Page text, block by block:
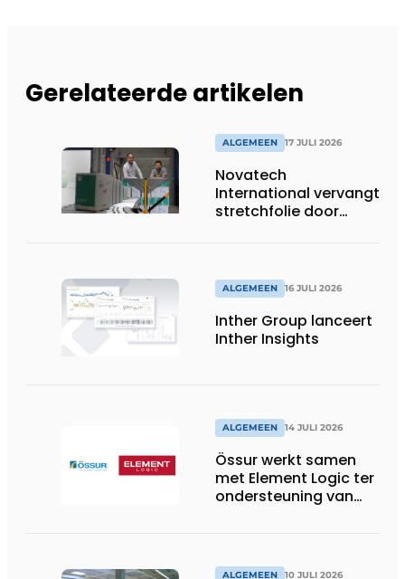
Gerelateerde artikelen
ALGEMEEN 17 JULI 2026
Novatech
International vervangt
stretchfolie door
ALGEMEEN 16 JULI 2026
Inther Group lanceert
Inther Insights
ALGEMEEN 14 JULI 2026
Össur werkt samen
met Element Logic ter
ondersteuning van
ALGEMEEN 10 JULI 2026